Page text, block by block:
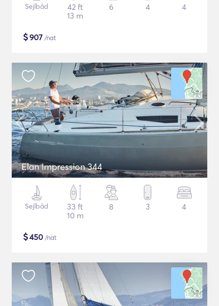
Sejlbåd
42 ft
13 m
6 4 4
$907 /nat
Elan Impression 344
Sejlbåd
33 ft
10 m
8 3 4
$450 /nat